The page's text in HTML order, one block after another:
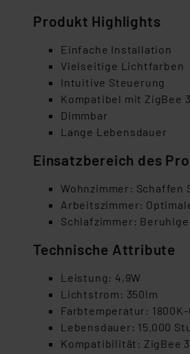
Produkt Highlights
Einfache Installation
Vielseitige Lichtfarben
Intuitive Steuerung
Kompatibel mit ZigBee
Dimmbar
Lange Lebensdauer
Einsatzbereich des
Wohnzimmer: Schaffen
Arbeitszimmer:
Schlafzimmer:
Technische Attribute
Leistung: 4,9W
Lichtstrom: 350lm
Farbtemperatur: 1800K-
Lebensdauer: 15.000
Kompatibilität: ZigBee